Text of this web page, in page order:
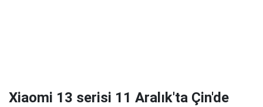
Xiaomi 13 serisi 11 Aralık'ta Çin'de